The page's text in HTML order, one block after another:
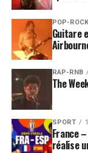
POP-ROCK
Guitare
RAP-RNB
The
SPORT
France
réalise